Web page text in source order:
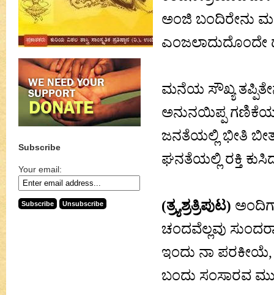
Subscribe
Your email:
ಅಂಜಿ ಬಂದಿರೇನು
ಎಂಜಲಾದುದೊಂದೇ
ಮನೆಯ ಸೌಖ್ಯ
ಅನುನಯಿಪ್ಪ
ಜನತೆಯಲ್ಲಿ ಭೀತಿ
ಘನತೆಯಲ್ಲಿ ರಕ್ತಿ
(ತ್ರ್ಯಶ್ರತ್ರಿಪುಟ)
ಚಂದವೆಲ್ಲವು
ಇಂದು ನಾ
ಬಂದು ಸಂಸಾರವ